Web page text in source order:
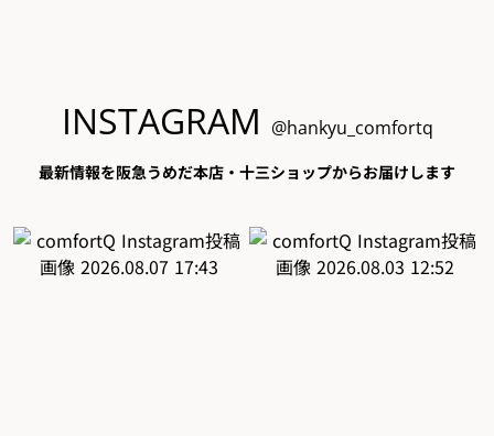
INSTAGRAM @hankyu_comfortq
最新情報を阪急うめだ本店・十三ショップからお届けします